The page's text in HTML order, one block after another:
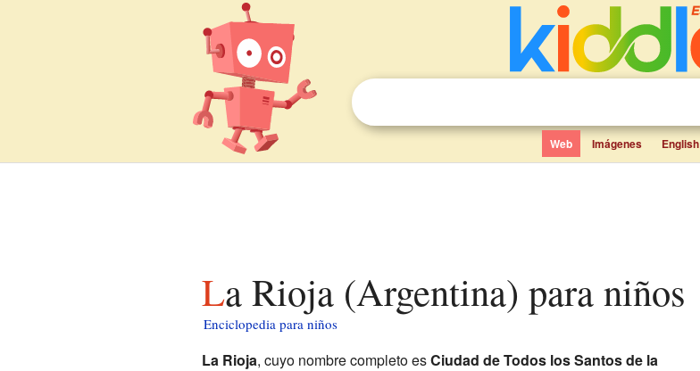
Web Imágenes English
La Rioja (Argentina) para niños
Enciclopedia para niños
La Rioja, cuyo nombre completo esCiudad de Todos los Santos de la